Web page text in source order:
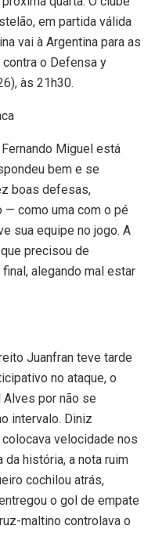
em partida válida
vai à Argentina para as
o Defensa y
às 21h30.
Miguel está
bem e se
boas defesas,
— como uma com o pé
sua equipe no jogo. A
precisou de
alegando mal estar
Juanfran teve tarde
no ataque, o
por não se
intervalo. Diniz
velocidade nos
história, a nota ruim
cochilou atrás,
o gol de empate
maltino controlava o